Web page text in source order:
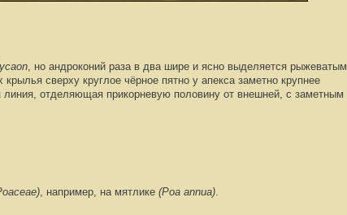
, но андроконий раза в два шире и ясно выделяется рыжеватым
сверху круглое чёрное пятно у апекса заметно крупнее
отделяющая прикорневую половину от внешней, с заметным
, например, на мятлике (Роа annua).